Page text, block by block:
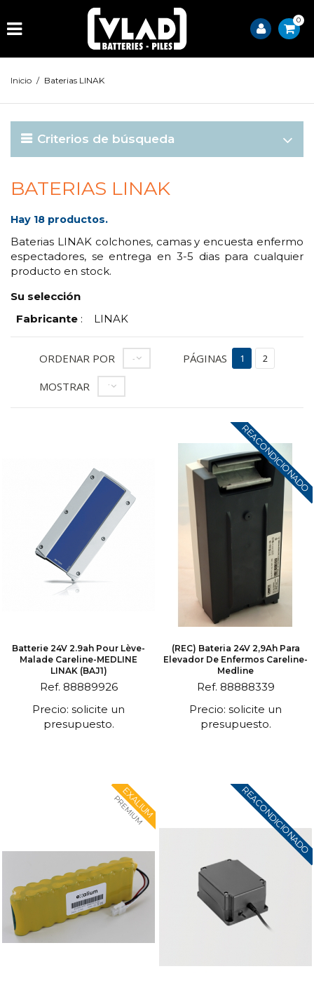
0
Inicio / Baterias LINAK
Criterios de búsqueda
BATERIAS LINAK
Hay 18 productos.
Baterias LINAK colchones, camas y encuesta enfermo
espectadores, se entrega en 3-5 dias para cualquier
producto en stock.
Su selección
Fabricante : LINAK
ORDENAR POR --
MOSTRAR 12
PÁGINAS 1 2
Batterie 24V 2.9ah Pour Lève-
Malade Careline-MEDLINE
LINAK (BAJ1)
Ref. 88889926
Precio: solicite un
presupuesto.
REACONDICIONADO
(REC) Bateria 24V 2,9Ah Para
Elevador De Enfermos Careline-
Medline
Ref. 88888339
Precio: solicite un
presupuesto.
EXALIUM
PREMIUM REACONDICIONADO